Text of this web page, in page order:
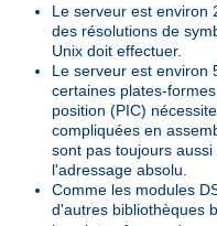
Le serveur est environ
des résolutions de
Unix doit effectuer.
Le serveur est environ
certaines plates-
position (PIC)
compliquées en
sont pas toujours
l'adressage absolu.
Comme les modules
d'autres bibliothèques